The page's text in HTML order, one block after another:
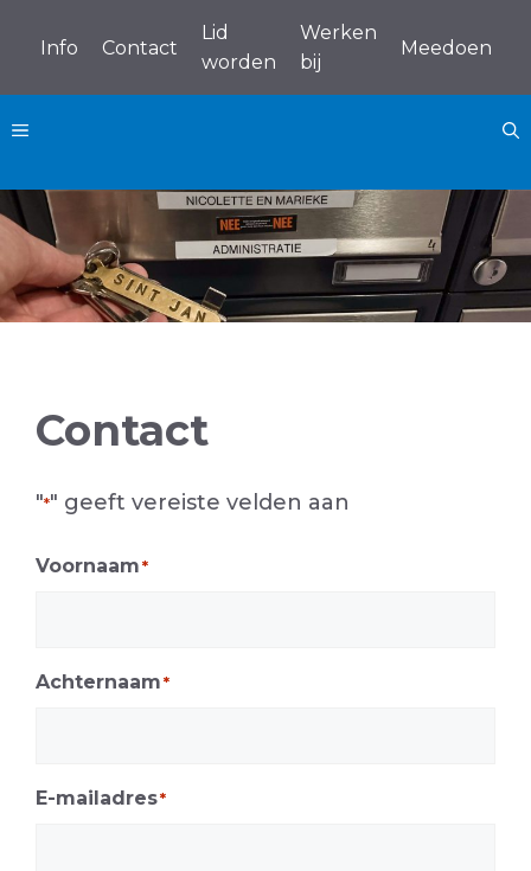
naar
inhoud
Info Contact
Lid
worden
Werken
bij
Meedoen
MENU
Contact
"*" geeft vereiste velden aan
Voornaam*
Achternaam*
E-mailadres*